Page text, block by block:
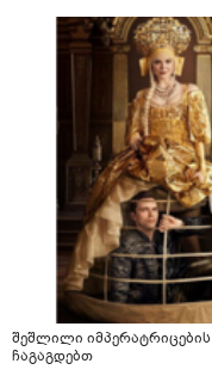
შეშლილი
ჩაგაგდებთ